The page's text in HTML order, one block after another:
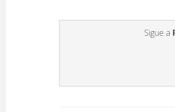
Sigue a